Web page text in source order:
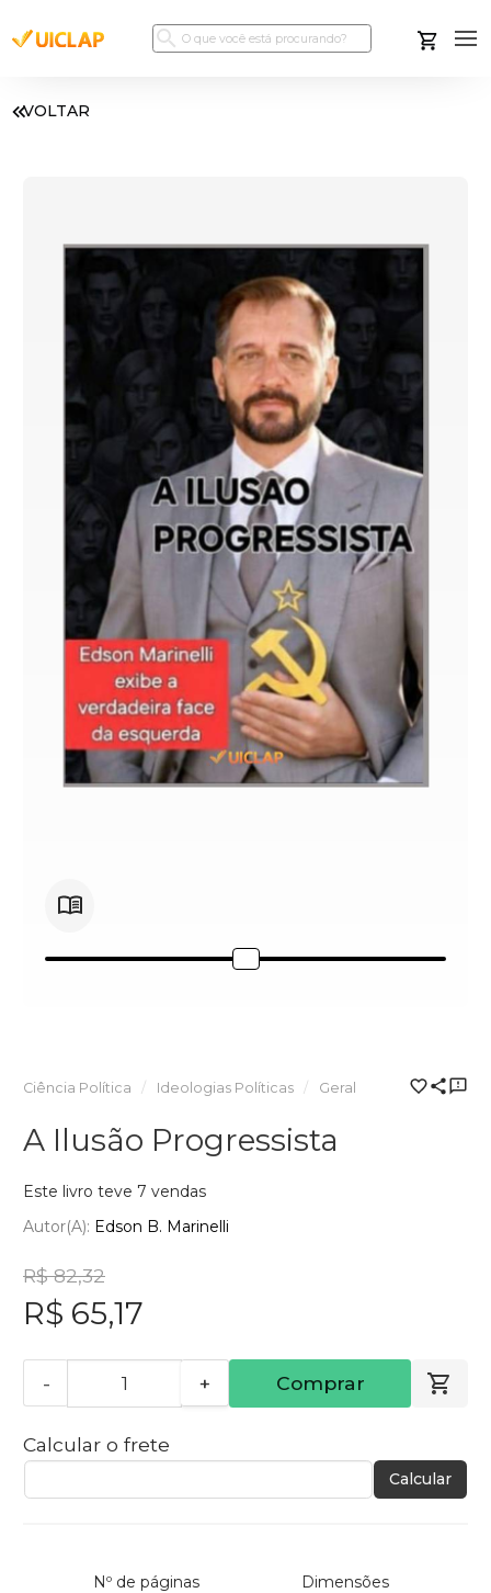
VOLTAR
Ciência Política Ideologias Políticas Geral
A Ilusão Progressista
Este livro teve 7 vendas
Autor(a): Edson B. Marinelli
R$ 82,32
R$ 65,17
- + Comprar
Calcular o frete
Calcular
Nº de páginas Dimensões